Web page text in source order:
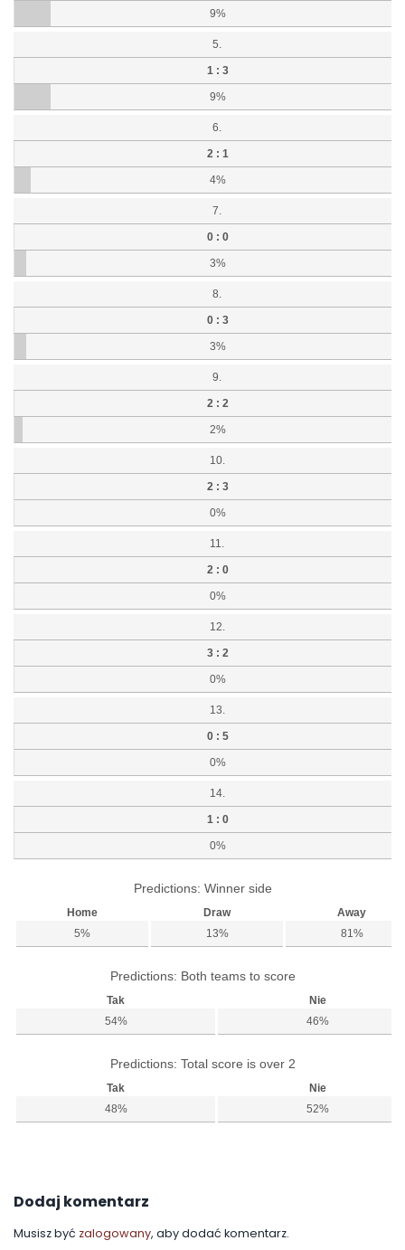
9%
5.
1 : 3
9%
6.
2 : 1
4%
7.
0 : 0
3%
8.
0 : 3
3%
9.
2 : 2
2%
10.
2 : 3
0%
11.
2 : 0
0%
12.
3 : 2
0%
13.
0 : 5
0%
14.
1 : 0
0%
Predictions: Winner side
Home Draw
Away
5%
13% 81%
Predictions: Both teams to score
Tak
Nie
54%
46%
Predictions: Total score is over 2
Tak
Nie
48%
52%
Dodaj komentarz
Musisz być zalogowany, aby dodać komentarz.